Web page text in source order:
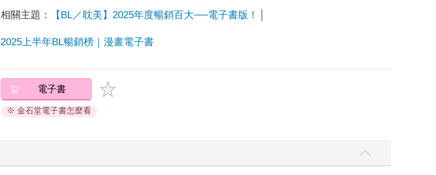
相關主題： 【BL／耽美】2025年度暢銷百大──電子書版！
2025上半年BL暢銷榜｜漫畫電子書
電子書
※ 金石堂電子書怎麼看